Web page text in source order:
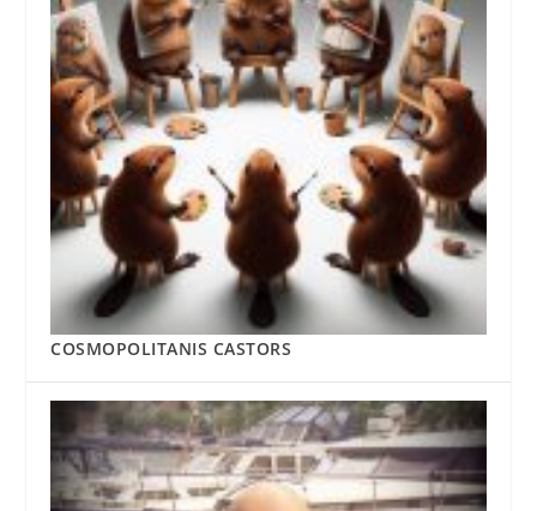
COSMOPOLITANIS CASTORS